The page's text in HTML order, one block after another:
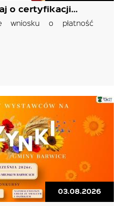
o certyfikacji…
wniosku o płatność
03.08.2026